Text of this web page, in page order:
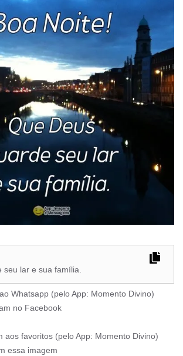
lar e sua família.
Whatsapp (pelo App: Momento Divino)
no Facebook
aos favoritos (pelo App: Momento Divino)
essa imagem